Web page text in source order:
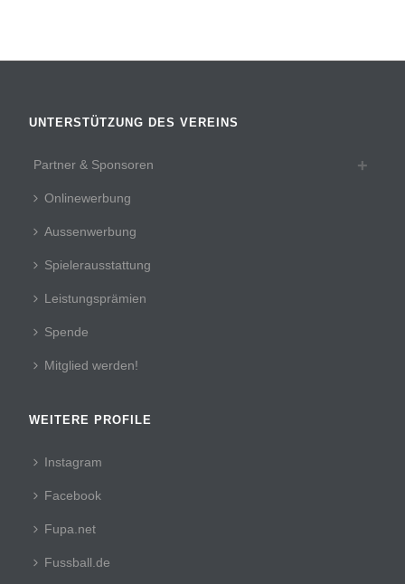
UNTERSTÜTZUNG DES VEREINS
Partner & Sponsoren
Onlinewerbung
Aussenwerbung
Spielerausstattung
Leistungsprämien
Spende
Mitglied werden!
WEITERE PROFILE
Instagram
Facebook
Fupa.net
Fussball.de